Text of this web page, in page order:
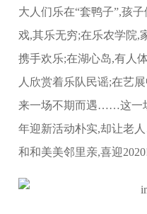
大人们乐在“套鸭子”,孩
戏,其乐无穷;在乐农学院,
携手欢乐;在湖心岛,有人
人欣赏着乐队民谣;在艺
来一场不期而遇……这一
年迎新活动朴实,却让老
和和美美邻里亲,喜迎